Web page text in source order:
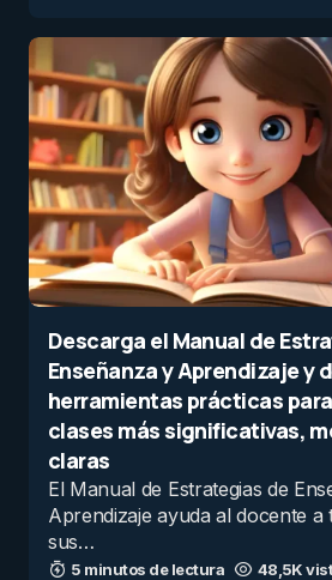
Descarga el Manual de
Enseñanza y Aprendizaje y
herramientas prácticas
clases más significativas,
claras
El Manual de Estrategias de
Aprendizaje ayuda al docente
sus…
5 minutos de lectura 48,5K